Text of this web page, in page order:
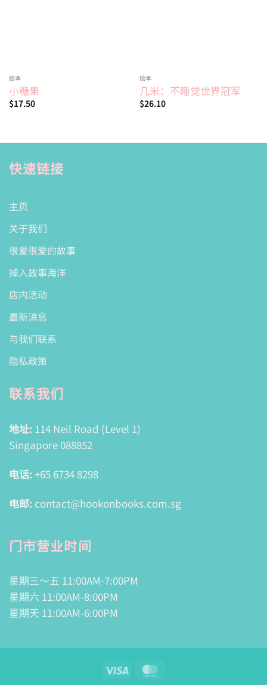
绘本
小糖果
$17.50
绘本
几米：不睡觉世界冠军
$26.10
快速链接
主页
关于我们
很爱很爱的故事
掉入故事海洋
店内活动
最新消息
与我们联系
隐私政策
联系我们
地址: 114 Neil Road (Level 1)
Singapore 088852
电话: +65 6734 8298
电邮: contact@hookonbooks.com.sg
门市营业时间
星期三～五 11:00AM-7:00PM
星期六 11:00AM-8:00PM
星期天 11:00AM-6:00PM
Visa